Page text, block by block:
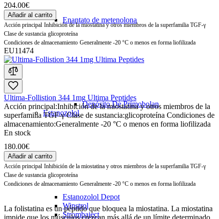
Enantato de metenolona
Depósito De Primobolan
Estanozolol
Estanozolol Depot
Winstrol
Strombaject
204.00€
Añadir al carrito
Acción principal Inhibición de la miostatina y otros miembros de la superfamilia TGF-γ
Clase de sustancia glicoproteína
Condiciones de almacenamiento Generalmente -20 °C o menos en forma liofilizada
EU11474
Ultima-Follistion 344 1mg Ultima Peptides
Acción principal:Inhibición de la miostatina y otros miembros de la
superfamilia TGF-γ Clase de sustancia:glicoproteína Condiciones de
almacenamiento:Generalmente -20 °C o menos en forma liofilizada
En stock
180.00€
Añadir al carrito
Acción principal Inhibición de la miostatina y otros miembros de la superfamilia TGF-γ
Clase de sustancia glicoproteína
Condiciones de almacenamiento Generalmente -20 °C o menos en forma liofilizada
La folistatina es un péptido que bloquea la miostatina. La miostatina
impide que los músculos crezcan más allá de un límite determinado,